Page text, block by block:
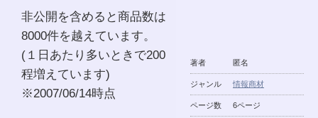
著者 匿名
ジャンル 情報商材
ページ数 6ページ
非公開を含めると商品数は
8000件を越えています。
(１日あたり多いときで200
程増えています)
※2007/06/14時点